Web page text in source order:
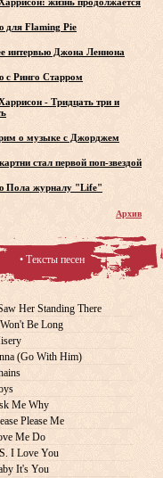
для Flaming Pie
интервью Джона Леннона
с Ринго Старром
- Тридцать три и
о музыке с Джорджем
стал первой поп-звездой
Пола журналу "Life"
Архив
• Тексты песен
Her Standing There
Be Long
(Go With Him)
Me Why
Please Me
Me Do
I Love You
It's You